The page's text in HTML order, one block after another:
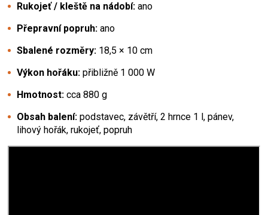
Rukojeť / kleště na nádobí: ano
Přepravní popruh: ano
Sbalené rozměry: 18,5 × 10 cm
Výkon hořáku: přibližně 1 000 W
Hmotnost: cca 880 g
Obsah balení: podstavec, závětří, 2 hrnce 1 l, pánev,
lihový hořák, rukojeť, popruh